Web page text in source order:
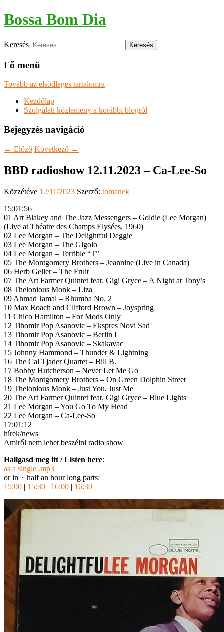
Bossa Bom Dia
Keresés
Fő menü
Tovább az elsődleges tartalomra
Kezdőlap
Szolgálati közlemény a korábbi blogról
Bejegyzés navigáció
← Előző Következő →
BBD radioshow 12.11.2023 – Ca-Lee-So
Közzétéve 12/11/2023 Szerző: tomanek
15:01:56
01 Art Blakey and The Jazz Messengers – Goldie (Lee Morgan)
(Live at Théatre des Champs Elysées, 1960)
02 Lee Morgan – The Delightful Deggie
03 Lee Morgan – The Gigolo
04 Lee Morgan – Terrible “T”
05 The Montgomery Brothers – Jeannine (Live in Canada)
06 Herb Geller – The Fruit
07 The Art Farmer Quintet feat. Gigi Gryce – A Night at Tony’s
08 Thelonious Monk – Liza
09 Ahmad Jamal – Rhumba No. 2
10 Max Roach and Clifford Brown – Joyspring
11 Chico Hamilton – For Mods Only
12 Tihomir Pop Asanovic – Ekspres Novi Sad
13 Tihomir Pop Asanovic – Berlin I
14 Tihomir Pop Asanovic – Skakavac
15 Johnny Hammond – Thunder & Lightning
16 The Cal Tjader Quartet – Bill B.
17 Bobby Hutcherson – Never Let Me Go
18 The Montgomery Brothers – On Green Dolphin Street
19 Thelonious Monk – Just You, Just Me
20 The Art Farmer Quintet feat. Gigi Gryce – Blue Lights
21 Lee Morgan – You Go To My Head
22 Lee Morgan – Ca-Lee-So
17:01:12
hírek/news
Amiről nem lehet beszélni radio show
Hallgasd meg itt / Listen here:
as a single .mp3
or in ~ half an hour long parts:
15:00 | 15:30 | 16:00 | 16:30